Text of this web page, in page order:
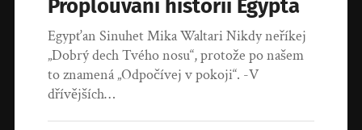
Proplouvání historií Egypta
Egypťan Sinuhet Mika Waltari Nikdy neříkej
„Dobrý dech Tvého nosu“, protože po našem
to znamená „Odpočívej v pokoji“. -V
dřívějších…